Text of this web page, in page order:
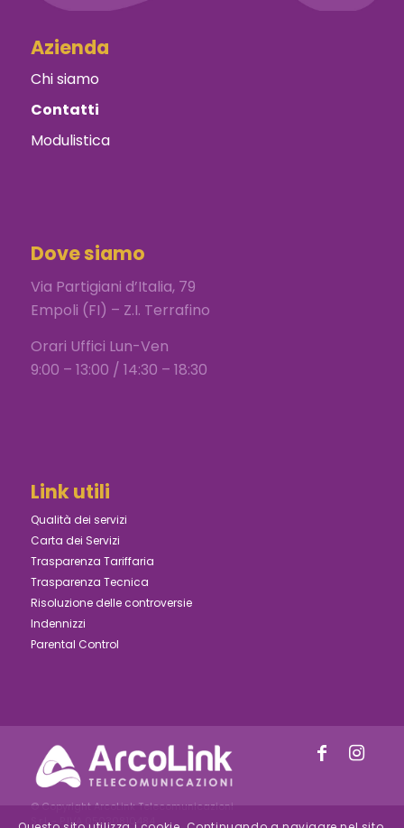
Azienda
Chi siamo
Contatti
Modulistica
Dove siamo
Via Partigiani d’Italia, 79
Empoli (FI) – Z.I. Terrafino
Orari Uffici Lun-Ven
9:00 – 13:00 / 14:30 – 18:30
Link utili
Qualità dei servizi
Carta dei Servizi
Trasparenza Tariffaria
Trasparenza Tecnica
Risoluzione delle controversie
Indennizzi
Parental Control
© Copyright ArcoLink Telecomunicazioni
S.r.l. - P.IVA 05030810484